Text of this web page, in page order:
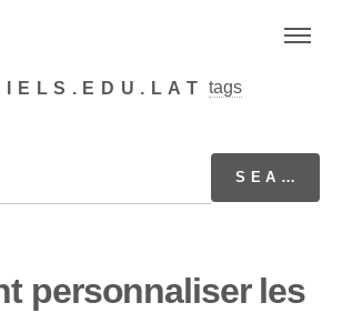
tags
personnaliser les